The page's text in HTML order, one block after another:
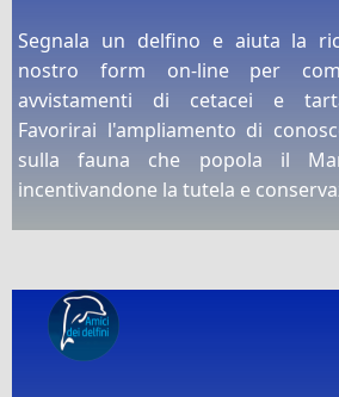
Segnala un delfino e aiuta la
nostro form on-line per
avvistamenti di cetacei e
Favorirai l'ampliamento di
sulla fauna che popola il
incentivandone la tutela e